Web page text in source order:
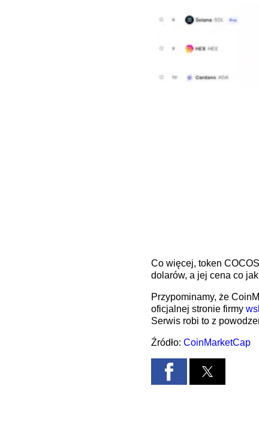
Co więcej, token
dolarów, a jej cena co
Przypominamy, że
oficjalnej stronie firmy
Serwis robi to z
Źródło: CoinMarketCap